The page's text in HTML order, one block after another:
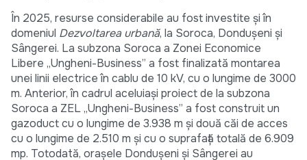
În 2025, resurse considerabile au fost investite și în
domeniul Dezvoltarea urbană, la Soroca, Dondușeni și
Sângerei. La subzona Soroca a Zonei Economice
Libere „Ungheni-Business” a fost finalizată montarea
unei linii electrice în cablu de 10 kV, cu o lungime de 3000
m. Anterior, în cadrul aceluiași proiect de la subzona
Soroca a ZEL „Ungheni-Business” a fost construit un
gazoduct cu o lungime de 3.938 m și două căi de acces
cu o lungime de 2.510 m și cu o suprafață totală de 6.909
mp. Totodată, orașele Dondușeni și Sângerei au